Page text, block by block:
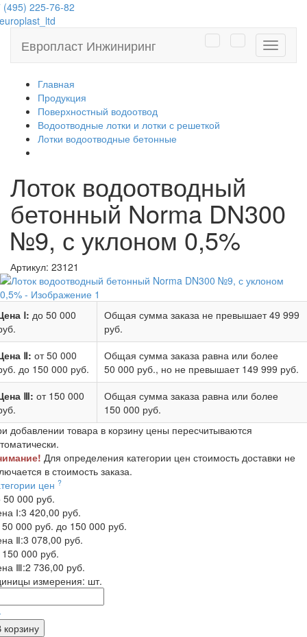
(495) 225-76-82
Европласт Инжиниринг
Главная
Продукция
Поверхностный водоотвод
Водоотводные лотки и лотки с решеткой
Лотки водоотводные бетонные
Лоток водоотводный
бетонный Norma DN300
№9, с уклоном 0,5%
Артикул: 23121
Ⅰ: до 50 000
Общая сумма заказа не превышает49 999
руб.
Ⅱ: от 50 000
до 150 000 руб.
Общая сумма заказа равна или более
50 000 руб., но не превышает 149 999 руб.
Ⅲ: от 150 000
Общая сумма заказа равна или более
150 000 руб.
добавлении товара в корзину цены пересчитываются
Для определения категории цен стоимость доставки не
в стоимость заказа.
цен ?
50 000 руб.
Ⅰ:3 420,00 руб.
50 000 руб. до 150 000 руб.
Ⅱ:3 078,00 руб.
150 000 руб.
Ⅲ:2 736,00 руб.
измерения: шт.
корзину